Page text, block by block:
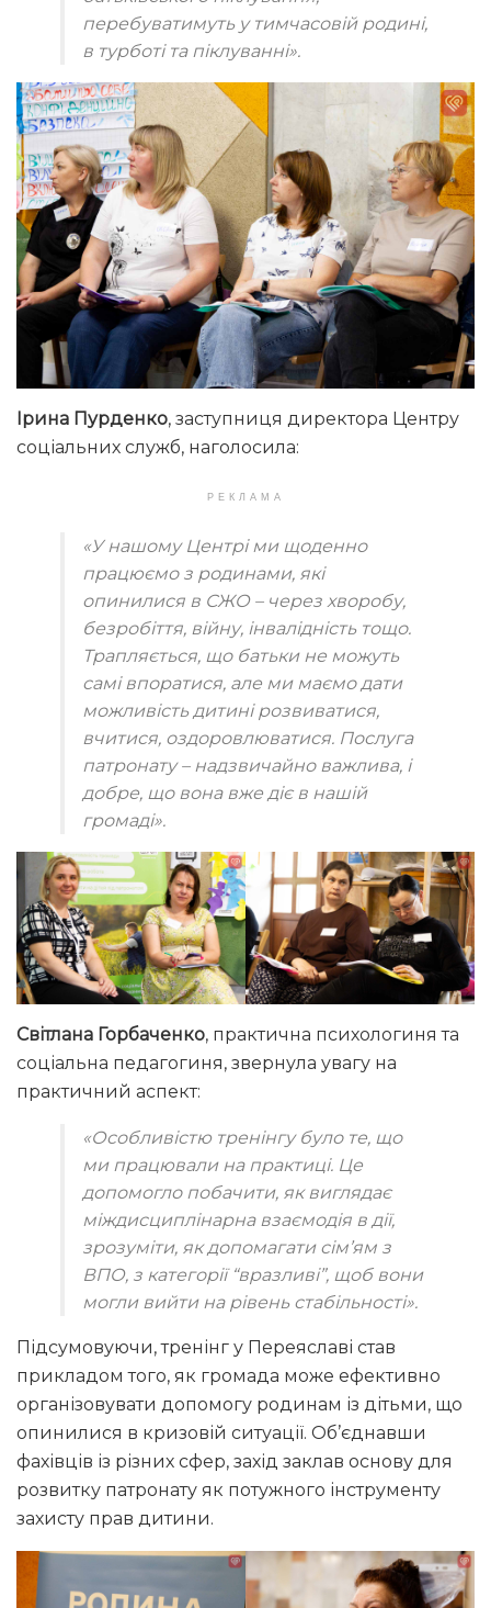
перебуватимуть у тимчасовій родині,
в турботі та піклуванні».
Ірина Пурденко, заступниця директора Центру
соціальних служб, наголосила:
РЕКЛАМА
«У нашому Центрі ми щоденно
працюємо з родинами, які
опинилися в СЖО – через хворобу,
безробіття, війну, інвалідність тощо.
Трапляється, що батьки не можуть
самі впоратися, але ми маємо дати
можливість дитині розвиватися,
вчитися, оздоровлюватися. Послуга
патронату – надзвичайно важлива, і
добре, що вона вже діє в нашій
громаді».
Світлана Горбаченко, практична психологиня та
соціальна педагогиня, звернула увагу на
практичний аспект:
«Особливістю тренінгу було те, що
ми працювали на практиці. Це
допомогло побачити, як виглядає
міждисциплінарна взаємодія в дії,
зрозуміти, як допомагати сім’ям з
ВПО, з категорії “вразливі”, щоб вони
могли вийти на рівень стабільності».
Підсумовуючи, тренінг у Переяславі став
прикладом того, як громада може ефективно
організовувати допомогу родинам із дітьми, що
опинилися в кризовій ситуації. Об’єднавши
фахівців із різних сфер, захід заклав основу для
розвитку патронату як потужного інструменту
захисту прав дитини.